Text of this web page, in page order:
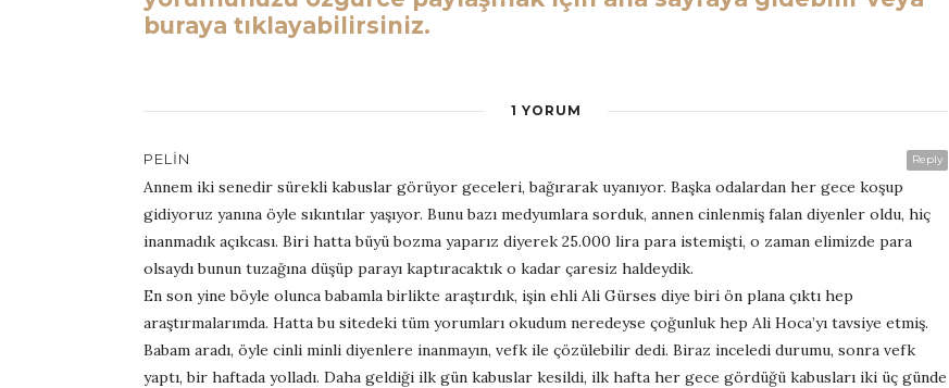
buraya tıklayabilirsiniz.
1 YORUM
Reply
PELIN
Annem iki senedir sürekli kabuslar görüyor geceleri, bağırarak uyanıyor. Başka odalardan her gece koşup
gidiyoruz yanına öyle sıkıntılar yaşıyor. Bunu bazı medyumlara sorduk, annen cinlenmiş falan diyenler oldu, hiç
inanmadık açıkcası. Biri hatta büyü bozma yaparız diyerek 25.000 lira para istemişti, o zaman elimizde para
olsaydı bunun tuzağına düşüp parayı kaptıracaktık o kadar çaresiz haldeydik.
En son yine böyle olunca babamla birlikte araştırdık, işin ehli Ali Gürses diye biri ön plana çıktı hep
araştırmalarımda. Hatta bu sitedeki tüm yorumları okudum neredeyse çoğunluk hep Ali Hoca’yı tavsiye etmiş.
Babam aradı, öyle cinli minli diyenlere inanmayın, vefk ile çözülebilir dedi. Biraz inceledi durumu, sonra vefk
yaptı, bir haftada yolladı. Daha geldiği ilk gün kabuslar kesildi, ilk hafta her gece gördüğü kabusları iki üç günde